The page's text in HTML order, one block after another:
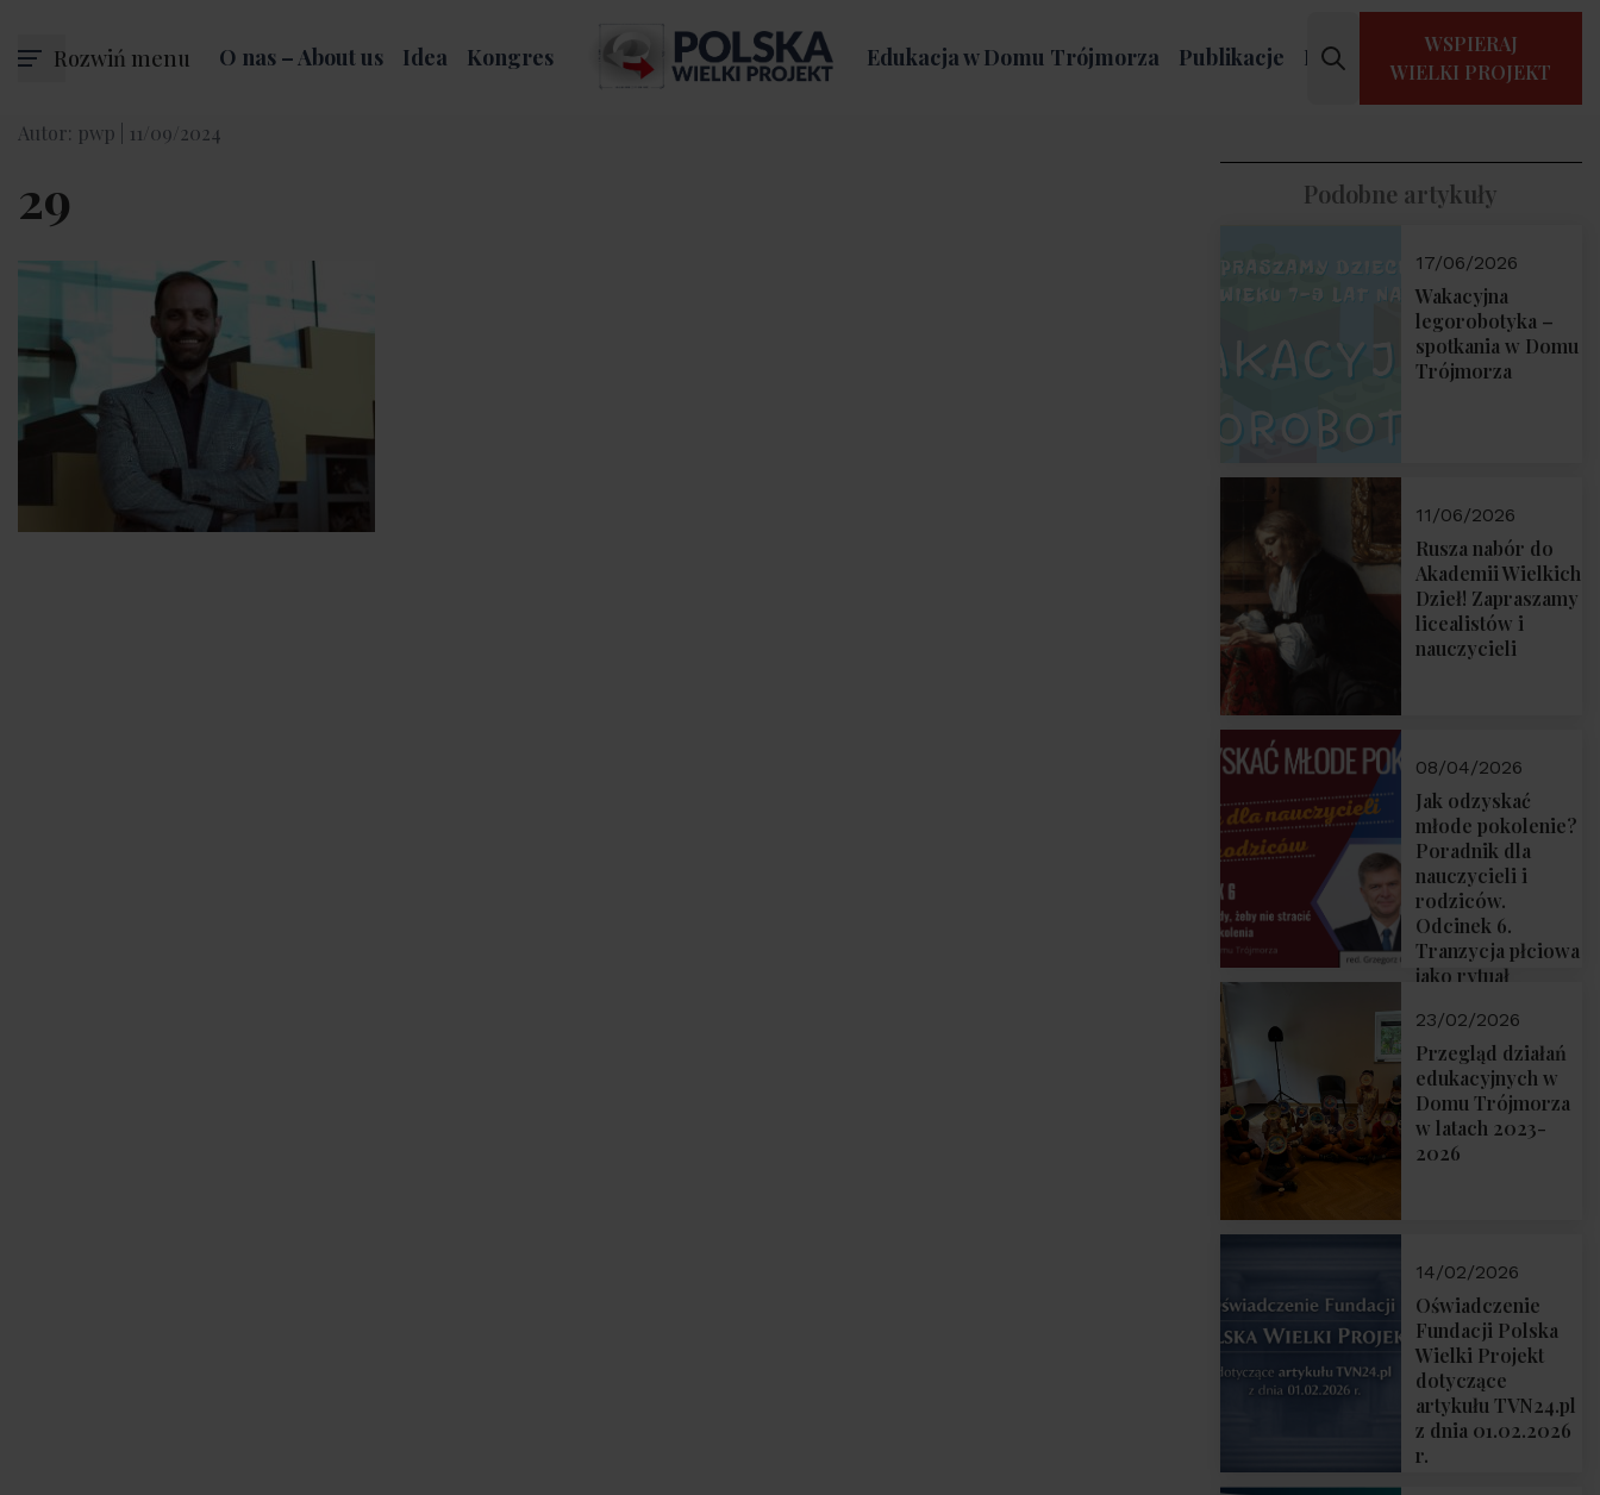
Rozwiń menu O nas – About us Idea Kongres Edukacja w Domu Trójmorza Publikacje Kontakt
WSPIERAJ
WIELKI PROJEKT
Autor: pwp | 11/09/2024
29 Podobne artykuły
17/06/2026
Wakacyjna
legorobotyka –
spotkania w Domu
Trójmorza
11/06/2026
Rusza nabór do
Akademii Wielkich
Dzieł! Zapraszamy
licealistów i
nauczycieli
08/04/2026
Jak odzyskać
młode pokolenie?
Poradnik dla
nauczycieli i
rodziców.
Odcinek 6.
Tranzycja płciowa
jako rytuał
Rozmawiają red.
Grzegorz Górny i
prof. Michał
Łuczewski
23/02/2026
Przegląd działań
edukacyjnych w
Domu Trójmorza
w latach 2023-
2026
14/02/2026
Oświadczenie
Fundacji Polska
Wielki Projekt
dotyczące
artykułu TVN24.pl
z dnia 01.02.2026
r.